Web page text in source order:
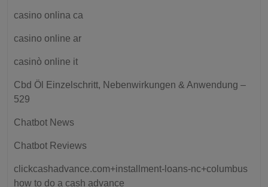
casino onlina ca
casino online ar
casinò online it
Cbd Öl Einzelschritt, Nebenwirkungen & Anwendung –
529
Chatbot News
Chatbot Reviews
clickcashadvance.com+installment-loans-nc+columbus
how to do a cash advance